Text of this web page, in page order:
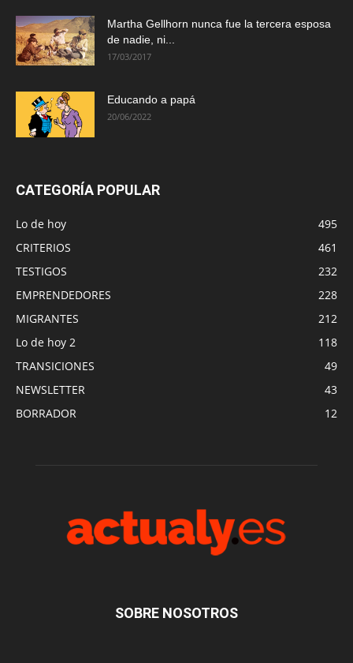
Martha Gellhorn nunca fue la tercera esposa
de nadie, ni...
17/03/2017
Educando a papá
20/06/2022
CATEGORÍA POPULAR
Lo de hoy
495
CRITERIOS
461
TESTIGOS
232
EMPRENDEDORES
228
MIGRANTES
212
Lo de hoy 2
118
TRANSICIONES
49
NEWSLETTER
43
BORRADOR
12
SOBRE NOSOTROS